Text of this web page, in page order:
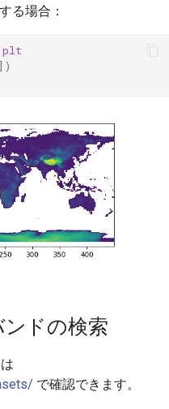
る場合：
plt
])
ドの検索
で確認できます。